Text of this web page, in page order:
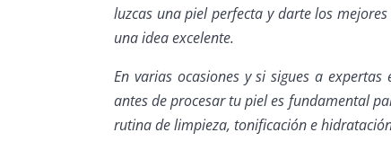
luzcas una piel perfecta y darte los
una idea excelente.
En varias ocasiones y si sigues a expertas
antes de procesar tu piel es fundamental
rutina de limpieza, tonificación e